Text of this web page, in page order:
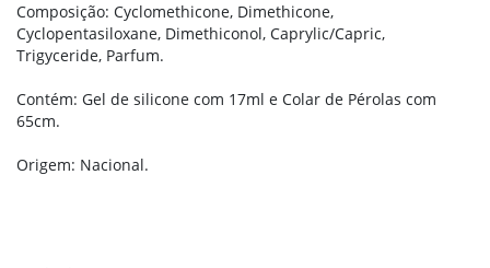
Composição: Cyclomethicone, Dimethicone,
Cyclopentasiloxane, Dimethiconol, Caprylic/Capric,
Trigyceride, Parfum.
Contém: Gel de silicone com 17ml e Colar de Pérolas com
65cm.
Origem: Nacional.